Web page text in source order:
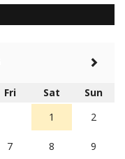
Fri Sat
Sun
1
2
7 8 9